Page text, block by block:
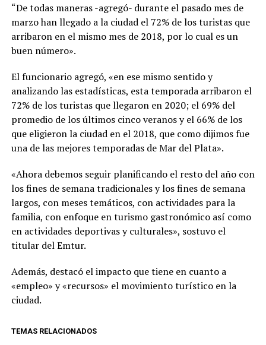
“De todas maneras -agregó- durante el pasado mes de
marzo han llegado a la ciudad el 72% de los turistas que
arribaron en el mismo mes de 2018, por lo cual es un
buen número».
El funcionario agregó, «en ese mismo sentido y
analizando las estadísticas, esta temporada arribaron el
72% de los turistas que llegaron en 2020; el 69% del
promedio de los últimos cinco veranos y el 66% de los
que eligieron la ciudad en el 2018, que como dijimos fue
una de las mejores temporadas de Mar del Plata».
«Ahora debemos seguir planificando el resto del año con
los fines de semana tradicionales y los fines de semana
largos, con meses temáticos, con actividades para la
familia, con enfoque en turismo gastronómico así como
en actividades deportivas y culturales», sostuvo el
titular del Emtur.
Además, destacó el impacto que tiene en cuanto a
«empleo» y «recursos» el movimiento turístico en la
ciudad.
TEMAS RELACIONADOS